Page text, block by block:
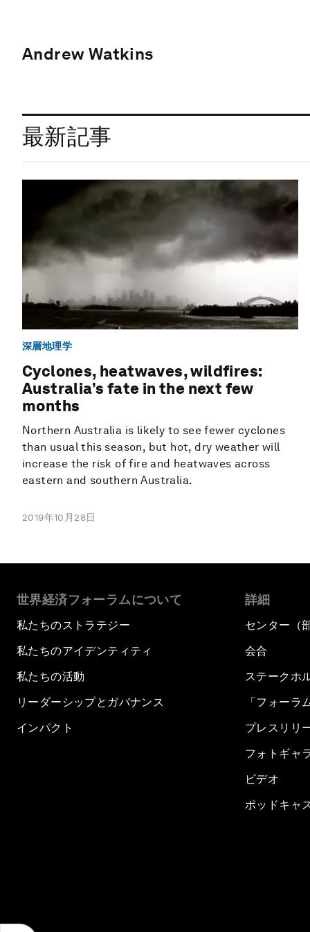
Andrew Watkins
最新記事
深層地理学
Cyclones, heatwaves, wildfires:
Australia’s fate in the next few
months
Northern Australia is likely to see fewer cyclones
than usual this season, but hot, dry weather will
increase the risk of fire and heatwaves across
eastern and southern Australia.
2019年10月28日
世界経済フォーラムについて
私たちのストラテジー
私たちのアイデンティティ
私たちの活動
リーダーシップとガバナンス
インパクト
詳細
センター（
会合
ステークホ
「フォーラ
プレスリリ
フォトギャ
ビデオ
ポッドキャ